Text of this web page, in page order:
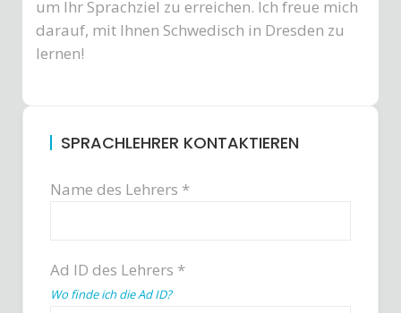
um Ihr Sprachziel zu erreichen. Ich freue mich
darauf, mit Ihnen Schwedisch in Dresden zu
lernen!
SPRACHLEHRER KONTAKTIEREN
Name des Lehrers *
Ad ID des Lehrers *
Wo finde ich die Ad ID?